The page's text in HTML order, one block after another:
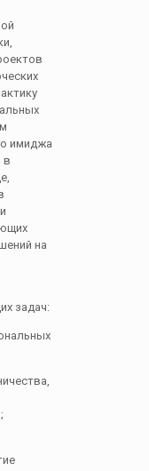
имиджа
в
на
задач: